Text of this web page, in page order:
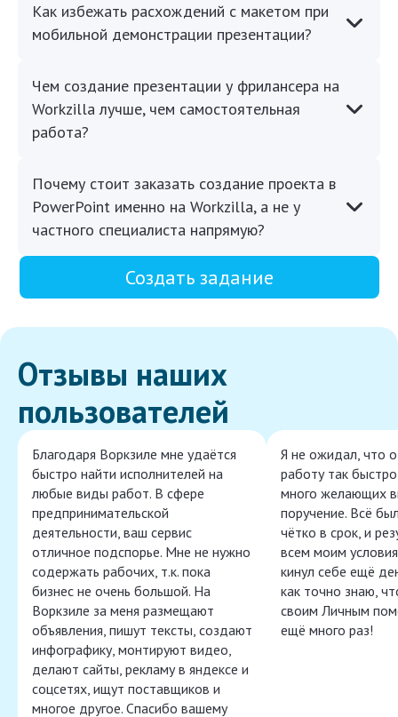
Как избежать расхождений с макетом при
мобильной демонстрации презентации?
Чем создание презентации у фрилансера на
Workzilla лучше, чем самостоятельная
работа?
Почему стоит заказать создание проекта в
PowerPoint именно на Workzilla, а не у
частного специалиста напрямую?
Создать задание
Отзывы наших
пользователей
Благодаря Воркзиле мне удаётся
быстро найти исполнителей на
любые виды работ. В сфере
предпринимательской
деятельности, ваш сервис
отличное подспорье. Мне не нужно
содержать рабочих, т.к. пока
бизнес не очень большой. На
Воркзиле за меня размещают
объявления, пишут тексты, создают
инфографику, монтируют видео,
делают сайты, рекламу в яндексе и
соцсетях, ищут поставщиков и
многое другое. Спасибо вашему
Я не ожидал, что
работу так
много желающих
поручение. Всё
чётко в срок, и
всем моим
кинул себе ещё
как точно знаю,
своим Личным
ещё много раз!